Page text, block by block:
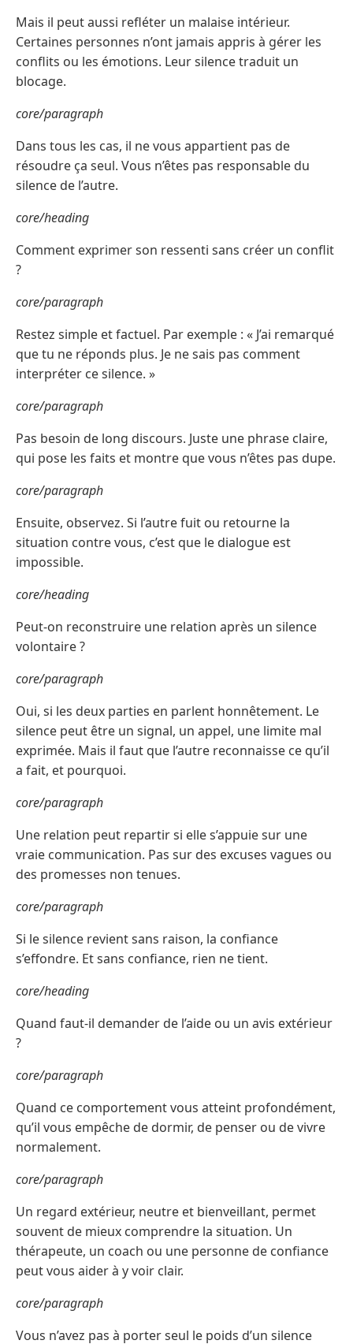
Mais il peut aussi refléter un malaise intérieur.
Certaines personnes n’ont jamais appris à gérer les
conflits ou les émotions. Leur silence traduit un
blocage.
core/paragraph
Dans tous les cas, il ne vous appartient pas de
résoudre ça seul. Vous n’êtes pas responsable du
silence de l’autre.
core/heading
Comment exprimer son ressenti sans créer un conflit
?
core/paragraph
Restez simple et factuel. Par exemple : « J’ai remarqué
que tu ne réponds plus. Je ne sais pas comment
interpréter ce silence. »
core/paragraph
Pas besoin de long discours. Juste une phrase claire,
qui pose les faits et montre que vous n’êtes pas dupe.
core/paragraph
Ensuite, observez. Si l’autre fuit ou retourne la
situation contre vous, c’est que le dialogue est
impossible.
core/heading
Peut-on reconstruire une relation après un silence
volontaire ?
core/paragraph
Oui, si les deux parties en parlent honnêtement. Le
silence peut être un signal, un appel, une limite mal
exprimée. Mais il faut que l’autre reconnaisse ce qu’il
a fait, et pourquoi.
core/paragraph
Une relation peut repartir si elle s’appuie sur une
vraie communication. Pas sur des excuses vagues ou
des promesses non tenues.
core/paragraph
Si le silence revient sans raison, la confiance
s’effondre. Et sans confiance, rien ne tient.
core/heading
Quand faut-il demander de l’aide ou un avis extérieur
?
core/paragraph
Quand ce comportement vous atteint profondément,
qu’il vous empêche de dormir, de penser ou de vivre
normalement.
core/paragraph
Un regard extérieur, neutre et bienveillant, permet
souvent de mieux comprendre la situation. Un
thérapeute, un coach ou une personne de confiance
peut vous aider à y voir clair.
core/paragraph
Vous n’avez pas à porter seul le poids d’un silence